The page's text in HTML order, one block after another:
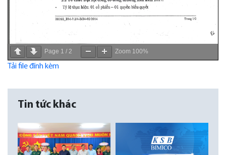
Page 1 / 2 Zoom 100%
Tải file đính kèm
Tin tức khác